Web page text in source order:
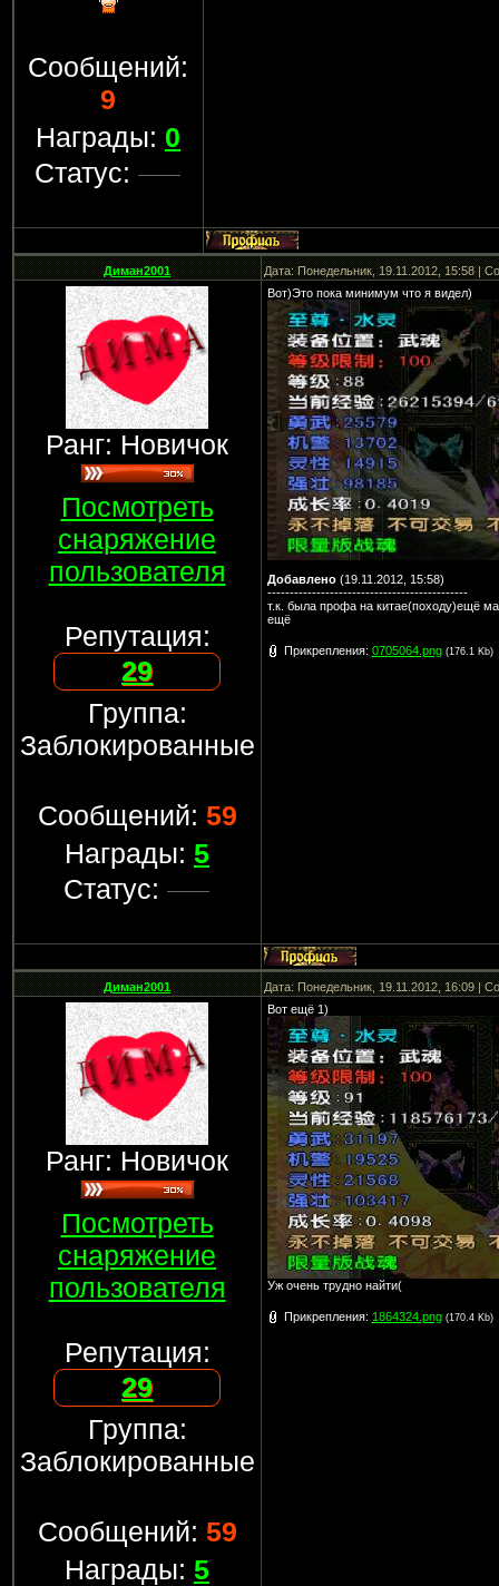
Сообщений:
9
Награды: 0
Статус:
Диман2001 Дата: Понедельник, 19.11.2012, 15:58 |
Ранг: Новичок
Посмотреть
снаряжение
пользователя
Репутация:
29
Группа:
Заблокированные
Сообщений: 59
Награды: 5
Статус:
Вот)Это пока минимум что я видел)
Добавлено(19.11.2012, 15:58)
---------------------------------------------
т.к. была профа на китае(походу)ещё
ещё
Прикрепления: 0705064.png (176.1 Kb)
Диман2001 Дата: Понедельник, 19.11.2012, 16:09 |
Ранг: Новичок
Посмотреть
снаряжение
пользователя
Репутация:
29
Группа:
Заблокированные
Сообщений: 59
Награды: 5
Вот ещё 1)
Уж очень трудно найти(
Прикрепления: 1864324.png (170.4 Kb)